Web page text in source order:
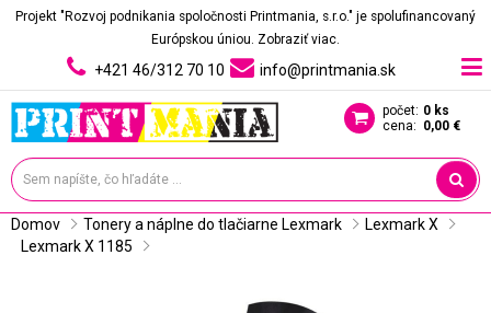
Projekt "Rozvoj podnikania spoločnosti Printmania, s.r.o." je spolufinancovaný
Európskou úniou. Zobraziť viac.
+421 46/312 70 10 info@printmania.sk
počet: 0 ks
cena: 0,00 €
Domov Tonery a náplne do tlačiarne Lexmark
Lexmark X
Lexmark X 1185